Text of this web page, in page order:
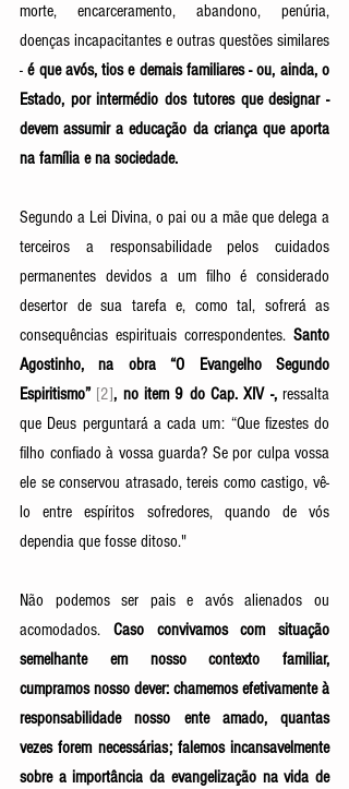
morte, encarceramento, abandono, penúria,
doenças incapacitantes e outras questões similares
- é que avós, tios e demais familiares - ou, ainda, o
Estado, por intermédio dos tutores que designar -
devem assumir a educação da criança que aporta
na família e na sociedade.
Segundo a Lei Divina, o pai ou a mãe que delega a
terceiros a responsabilidade pelos cuidados
permanentes devidos a um filho é considerado
desertor de sua tarefa e, como tal, sofrerá as
consequências espirituais correspondentes. Santo
Agostinho, na obra “O Evangelho Segundo
Espiritismo” [2], no item 9 do Cap. XIV -, ressalta
que Deus perguntará a cada um: “Que fizestes do
filho confiado à vossa guarda? Se por culpa vossa
ele se conservou atrasado, tereis como castigo, vê-
lo entre espíritos sofredores, quando de vós
dependia que fosse ditoso."
Não podemos ser pais e avós alienados ou
acomodados. Caso convivamos com situação
semelhante em nosso contexto familiar,
cumpramos nosso dever: chamemos efetivamente à
responsabilidade nosso ente amado, quantas
vezes forem necessárias; falemos incansavelmente
sobre a importância da evangelização na vida de